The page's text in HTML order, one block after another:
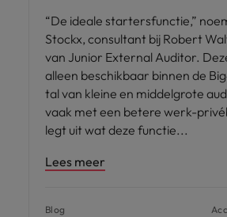
“De ideale startersfunctie,”
Stockx, consultant bij Robert
van Junior External Auditor.
alleen beschikbaar binnen de
tal van kleine en middelgrote
vaak met een betere werk-
legt uit wat deze functie
Lees meer
Blog